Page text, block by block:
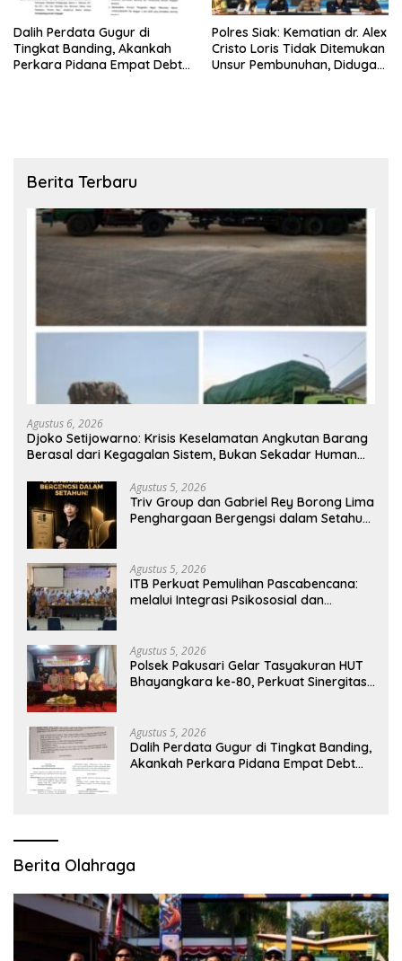
Dalih Perdata Gugur di
Tingkat Banding, Akankah
Perkara Pidana Empat Debt
Polres Siak: Kematian dr. Alex
Cristo Loris Tidak Ditemukan
Unsur Pembunuhan, Diduga
Berita Terbaru
Agustus 6, 2026
Djoko Setijowarno: Krisis Keselamatan Angkutan Barang
Berasal dari Kegagalan Sistem, Bukan Sekadar Human
Agustus 5, 2026
Triv Group dan Gabriel Rey Borong Lima
Penghargaan Bergengsi dalam Setahun,
Agustus 5, 2026
ITB Perkuat Pemulihan Pascabencana:
melalui Integrasi Psikososial dan
Agustus 5, 2026
Polsek Pakusari Gelar Tasyakuran HUT
Bhayangkara ke-80, Perkuat Sinergitas
Agustus 5, 2026
Dalih Perdata Gugur di Tingkat Banding,
Akankah Perkara Pidana Empat Debt
Berita Olahraga